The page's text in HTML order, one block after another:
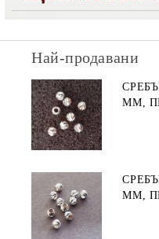
Най-продавани